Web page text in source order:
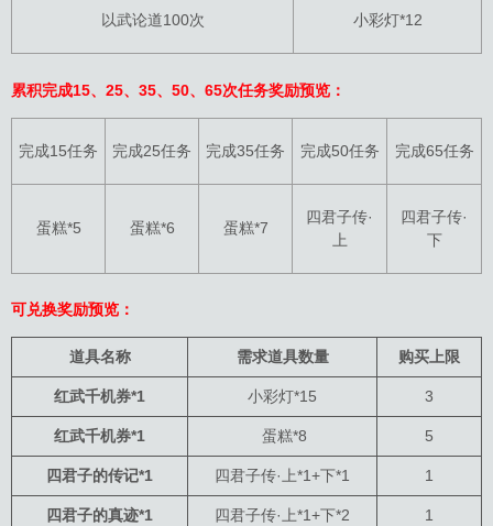
以武论道100次 小彩灯*12
累积完成15、25、35、50、65次任务奖励预览：
完成15任务 完成25任务 完成35任务 完成50任务 完成65任务
蛋糕*5 蛋糕*6 蛋糕*7
四君子传·
上
四君子传·
下
可兑换奖励预览：
道具名称 需求道具数量 购买上限
红武千机券*1 小彩灯*15 3
红武千机券*1 蛋糕*8 5
四君子的传记*1 四君子传·上*1+下*1 1
四君子的真迹*1 四君子传·上*1+下*2 1